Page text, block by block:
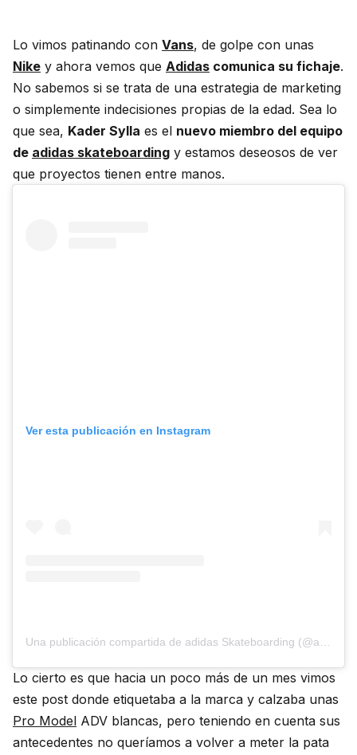
Lo vimos patinando con Vans, de golpe con unas
Nike y ahora vemos que Adidas comunica su fichaje.
No sabemos si se trata de una estrategia de marketing
o simplemente indecisiones propias de la edad. Sea lo
que sea, Kader Sylla es el nuevo miembro del equipo
de adidas skateboarding y estamos deseosos de ver
que proyectos tienen entre manos.
Ver esta publicación en Instagram
Lo cierto es que hacia un poco más de un mes vimos
este post donde etiquetaba a la marca y calzaba unas
Pro Model ADV blancas, pero teniendo en cuenta sus
antecedentes no queríamos a volver a meter la pata